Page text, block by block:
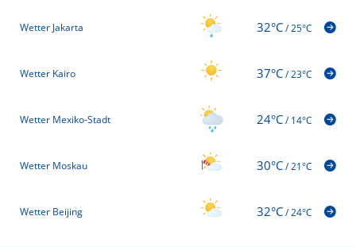
Wetter Jakarta 32°C/25°C
Wetter Kairo 37°C/23°C
Wetter Mexiko-Stadt 24°C/14°C
Wetter Moskau 30°C/21°C
Wetter Beijing 32°C/24°C